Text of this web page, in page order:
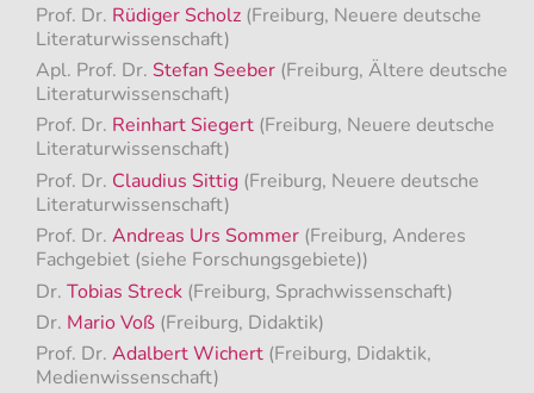
Prof. Dr. Rüdiger Scholz (Freiburg, Neuere deutsche
Literaturwissenschaft)
Apl. Prof. Dr. Stefan Seeber (Freiburg, Ältere deutsche
Literaturwissenschaft)
Prof. Dr. Reinhart Siegert (Freiburg, Neuere deutsche
Literaturwissenschaft)
Prof. Dr. Claudius Sittig (Freiburg, Neuere deutsche
Literaturwissenschaft)
Prof. Dr. Andreas Urs Sommer (Freiburg, Anderes
Fachgebiet (siehe Forschungsgebiete))
Dr. Tobias Streck (Freiburg, Sprachwissenschaft)
Dr. Mario Voß (Freiburg, Didaktik)
Prof. Dr. Adalbert Wichert (Freiburg, Didaktik,
Medienwissenschaft)